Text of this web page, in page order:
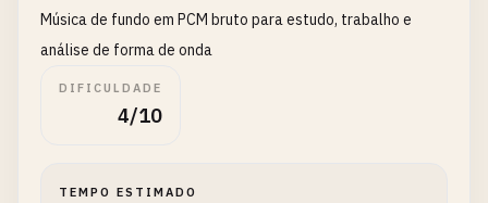
Música de fundo em PCM bruto para estudo, trabalho e
análise de forma de onda
DIFICULDADE
4/10
TEMPO ESTIMADO